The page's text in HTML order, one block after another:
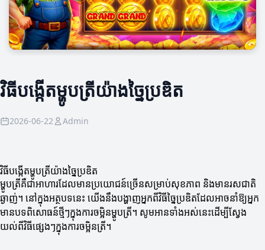
វិធីបង្កើតម្ហូបត្រីយ៉ាងច្នៃប្រឌិត
2026-06-22 Admin
វិធីបង្កើតម្ហូបត្រីយ៉ាងច្នៃប្រឌិត
ម្ហូបត្រីគឺជាអាហារដែលមានប្រយោជន៍ច្រើនសម្រាប់សុខភាព និងមានរសជាតិ
ឆ្ងាញ់។ នៅក្នុងអត្ថបទនេះ យើងនឹងបង្ហាញអ្នកពីវិធីច្នៃប្រឌិតដែលអាចនាំឱ្យអ្នក
មានបទពិសោធន៍ថ្មីៗក្នុងការចម្អិនម្ហូបត្រី។ សូមអានទាំងអស់នេះដើម្បីស្វែង
យល់ពីវិធីផ្សេងៗក្នុងការចម្អិន​ត្រី។